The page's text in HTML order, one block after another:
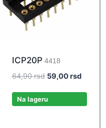
ICP20P 4418
64,90rsd Original
was:
59,00rsdCurrent
Na lageru